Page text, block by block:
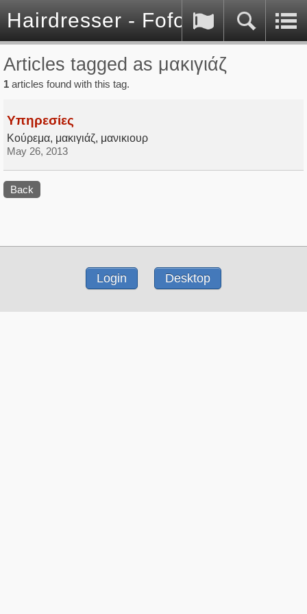
Hairdresser - Fofo Kontos
Articles tagged as μακιγιάζ
1 articles found with this tag.
Υπηρεσίες
Κούρεμα, μακιγιάζ, μανικιουρ
May 26, 2013
Back
Login Desktop